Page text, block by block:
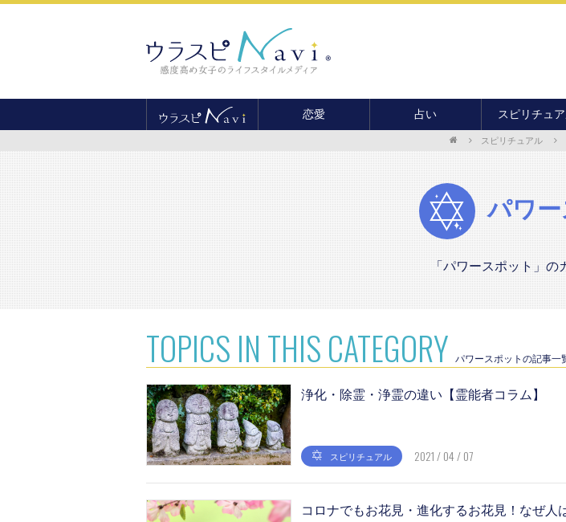
恋愛 占い
カード占い
おもしろ占い
運命・予言
電話占い
スピリチュ
開運
オカルト
スピリチュアル
パワー
「パワースポット」の
TOPICS IN THIS CATEGORY パワースポットの記事一
浄化・除霊・浄霊の違い【霊能者コラム】
スピリチュアル 2021 / 04 / 07
コロナでもお花見・進化するお花見！なぜ人